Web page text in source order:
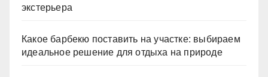
экстерьера
Какое барбекю поставить на участке: выбираем
идеальное решение для отдыха на природе